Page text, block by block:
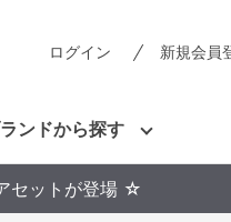
ログイン 新規会員
ンドから探す
セットが登場 ☆